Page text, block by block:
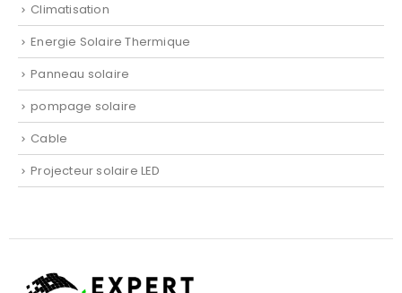
Climatisation
Energie Solaire Thermique
Panneau solaire
pompage solaire
Cable
Projecteur solaire LED